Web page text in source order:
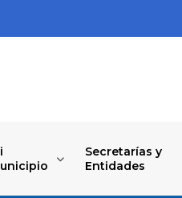
Secretarías y
Entidades